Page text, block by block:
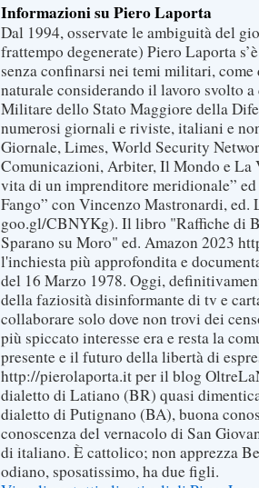
Informazioni su Piero Laporta
Dal 1994, osservate le ambiguità del
frattempo degenerate) Piero Laporta
senza confinarsi nei temi militari, come
naturale considerando il lavoro svolto
Militare dello Stato Maggiore della
numerosi giornali e riviste, italiani e
Giornale, Limes, World Security
Comunicazioni, Arbiter, Il Mondo e La
vita di un imprenditore meridionale”
Fango” con Vincenzo Mastronardi,
goo.gl/CBNYKg). Il libro "Raffiche di
Sparano su Moro" ed. Amazon 2023
l'inchiesta più approfondita e
del 16 Marzo 1978. Oggi,
della faziosità disinformante di tv e
collaborare solo dove non trovi dei
più spiccato interesse era e resta la
presente e il futuro della libertà di
http://pierolaporta.it per il blog
dialetto di Latiano (BR) quasi
dialetto di Putignano (BA), buona
conoscenza del vernacolo di San
di italiano. È cattolico; non apprezza
odiano, sposatissimo, ha due figli.